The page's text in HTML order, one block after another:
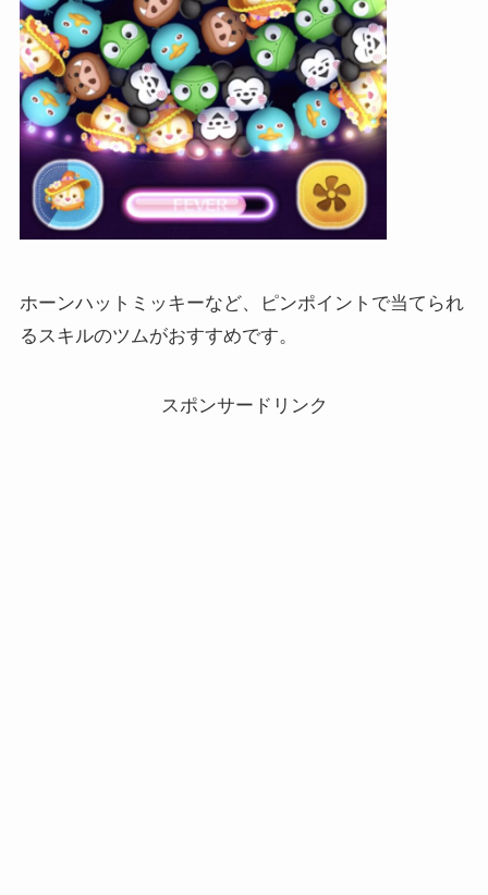
ホーンハットミッキーなど、ピンポイントで当てられ
るスキルのツムがおすすめです。
スポンサードリンク